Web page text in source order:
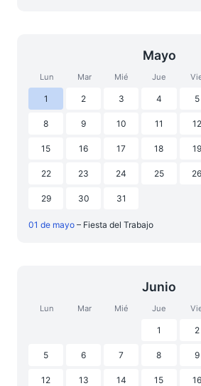
Mayo
Lun Mar Mié Jue
1 2 3 4 5
8 9 10 11 12
15 16 17 18 19
22 23 24 25 26
29 30 31
01 de mayo – Fiesta del Trabajo
Junio
Lun Mar Mié Jue
1 2
5 6 7 8 9
12 13 14 15 16